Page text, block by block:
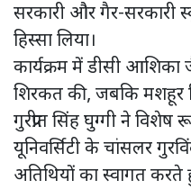
सरकारी और गैर-सरकारी
हिस्सा लिया।
कार्यक्रम में डीसी
शिरकत की, जबकि मशहूर
गुरप्रीत सिंह घुग्गी ने
यूनिवर्सिटी के चांसलर
अतिथियों का स्वागत करते